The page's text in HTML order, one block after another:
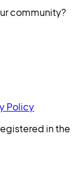
community?
Policy
in the